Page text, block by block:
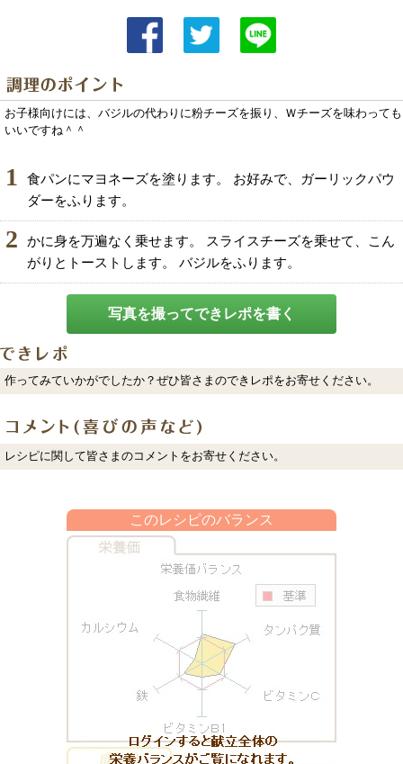
お子様向けには、バジルの代わりに粉チーズを振り、Ｗチーズを味わっても
いいですね＾＾
1
食パンにマヨネーズを塗ります。 お好みで、ガーリックパウ
ダーをふります。
2
かに身を万遍なく乗せます。 スライスチーズを乗せて、こん
がりとトーストします。 バジルをふります。
写真を撮ってできレポを書く
作ってみていかがでしたか？ぜひ皆さまのできレポをお寄せください。
レシピに関して皆さまのコメントをお寄せください。
このレシピのバランス